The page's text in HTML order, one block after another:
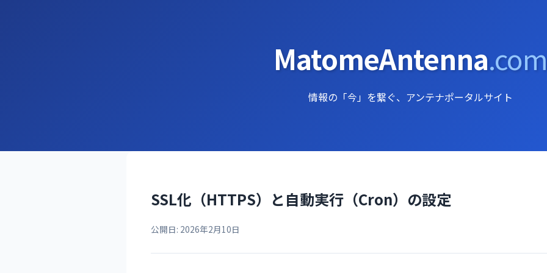
MatomeAntenna.com
情報の「今」を繋ぐ、アンテナポータルサイト
SSL化（HTTPS）と自動実行（Cron）の設定
公開日: 2026年2月10日